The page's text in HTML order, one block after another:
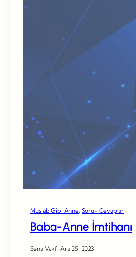
Mus’ab Gibi Anne Soru- Cevaplar
Baba-Anne İmtihanı
Sena Vakfı·Ara 25, 2023